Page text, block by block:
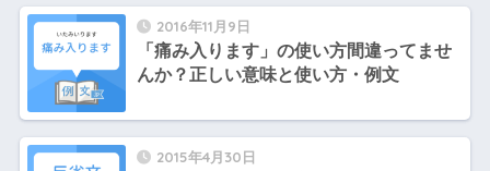
2016年11月9日
「痛み入ります」の使い方間違ってませ
んか？正しい意味と使い方・例文
2015年4月30日